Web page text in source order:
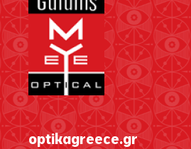
optikagreece.gr